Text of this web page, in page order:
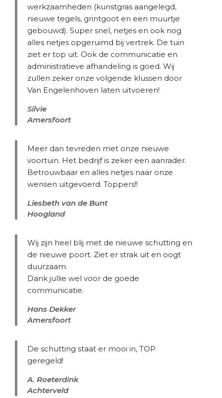
werkzaamheden (kunstgras aangelegd,
nieuwe tegels, grintgoot en een muurtje
gebouwd). Super snel, netjes en ook nog
alles netjes opgeruimd bij vertrek. De tuin
ziet er top uit. Ook de communicatie en
administratieve afhandeling is goed. Wij
zullen zeker onze volgende klussen door
Van Engelenhoven laten uitvoeren!
Silvie
Amersfoort
Meer dan tevreden met onze nieuwe
voortuin. Het bedrijf is zeker een aanrader.
Betrouwbaar en alles netjes naar onze
wensen uitgevoerd. Toppers!!
Liesbeth van de Bunt
Hoogland
Wij zijn heel blij met de nieuwe schutting en
de nieuwe poort. Ziet er strak uit en oogt
duurzaam.
Dank jullie wel voor de goede
communicatie.
Hans Dekker
Amersfoort
De schutting staat er mooi in, TOP
geregeld!
A. Roeterdink
Achterveld